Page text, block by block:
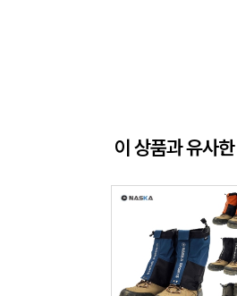
이 상품과 유사한